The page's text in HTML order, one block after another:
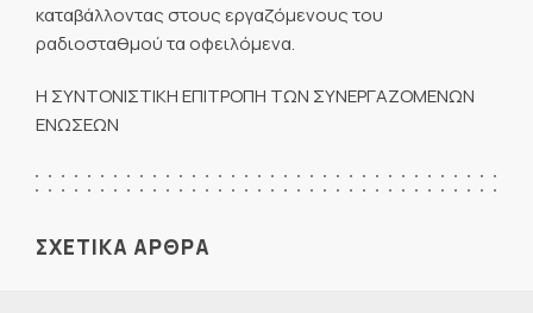
καταβάλλοντας στους εργαζόμενους του
ραδιοσταθμού τα οφειλόμενα.
Η ΣΥΝΤΟΝΙΣΤΙΚΗ ΕΠΙΤΡΟΠΗ ΤΩΝ ΣΥΝΕΡΓΑΖΟΜΕΝΩΝ
ΕΝΩΣΕΩΝ
ΣΧΕΤΙΚΑ ΑΡΘΡΑ